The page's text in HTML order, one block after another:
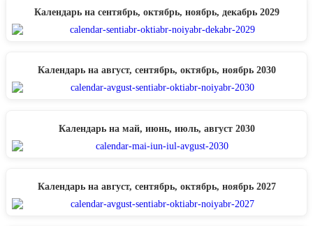
Календарь на сентябрь, октябрь, ноябрь, декабрь 2029
Календарь на август, сентябрь, октябрь, ноябрь 2030
Календарь на май, июнь, июль, август 2030
Календарь на август, сентябрь, октябрь, ноябрь 2027